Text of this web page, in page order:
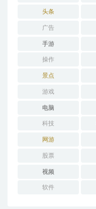
头条
广告
手游
操作
景点
游戏
电脑
科技
网游
股票
视频
软件